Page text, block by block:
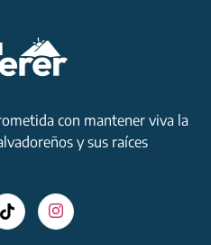
con mantener viva la
y sus raíces